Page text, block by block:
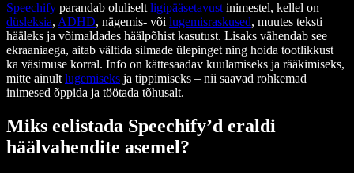
Speechify parandab oluliselt ligipääsetavust inimestel, kellel on
düsleksia, ADHD, nägemis- või lugemisraskused, muutes teksti
hääleks ja võimaldades häälpõhist kasutust. Lisaks vähendab see
ekraaniaega, aitab vältida silmade ülepinget ning hoida tootlikkust
ka väsimuse korral. Info on kättesaadav kuulamiseks ja rääkimiseks,
mitte ainult lugemiseks ja tippimiseks – nii saavad rohkemad
inimesed õppida ja töötada tõhusalt.
Miks eelistada Speechify’d eraldi
häälvahendite asemel?